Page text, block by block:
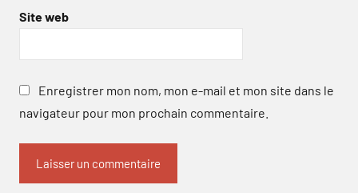
Site web
Enregistrer mon nom, mon e-mail et mon site dans le
navigateur pour mon prochain commentaire.